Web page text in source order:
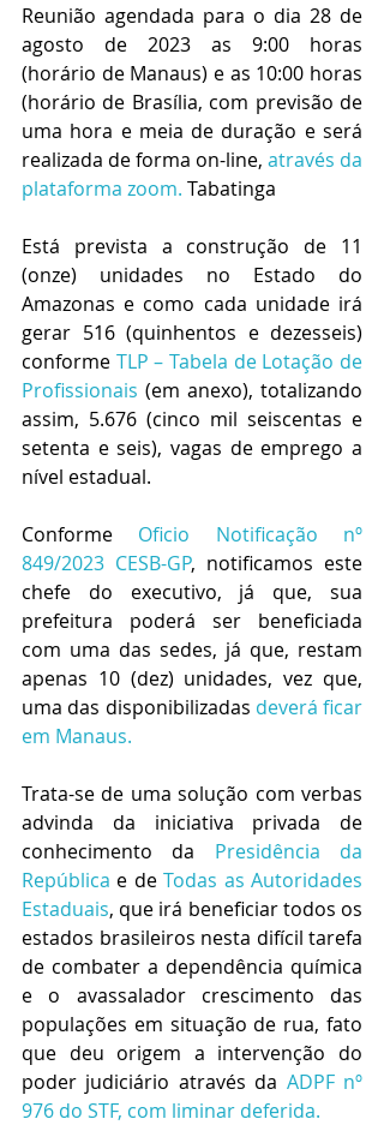
Reunião agendada para o dia 28 de
agosto de 2023 as 9:00 horas
(horário de Manaus) e as 10:00 horas
(horário de Brasília, com previsão de
uma hora e meia de duração e será
realizada de forma on-line, através da
plataforma zoom. Tabatinga
Está prevista a construção de 11
(onze) unidades no Estado do
Amazonas e como cada unidade irá
gerar 516 (quinhentos e dezesseis)
conforme TLP – Tabela de Lotação de
Profissionais (em anexo), totalizando
assim, 5.676 (cinco mil seiscentas e
setenta e seis), vagas de emprego a
nível estadual.
Conforme Oficio Notificação nº
849/2023 CESB-GP, notificamos este
chefe do executivo, já que, sua
prefeitura poderá ser beneficiada
com uma das sedes, já que, restam
apenas 10 (dez) unidades, vez que,
uma das disponibilizadas deverá ficar
em Manaus.
Trata-se de uma solução com verbas
advinda da iniciativa privada de
conhecimento da Presidência da
República e de Todas as Autoridades
Estaduais, que irá beneficiar todos os
estados brasileiros nesta difícil tarefa
de combater a dependência química
e o avassalador crescimento das
populações em situação de rua, fato
que deu origem a intervenção do
poder judiciário através da ADPF nº
976 do STF, com liminar deferida.